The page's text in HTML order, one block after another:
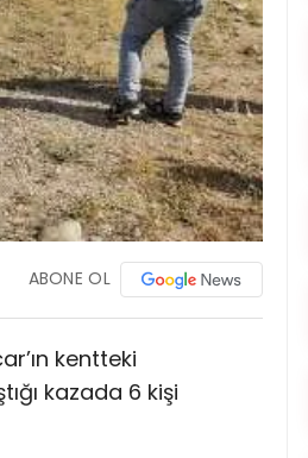
ABONE OL
kentteki
kazada 6 kişi